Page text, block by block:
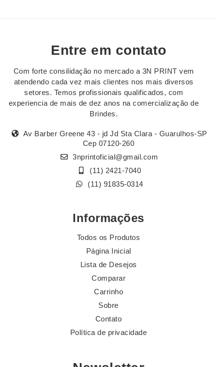
Entre em contato
Com forte consilidação no mercado a 3N PRINT vem
atendendo cada vez mais clientes nos mais diversos
setores. Temos profissionais qualificados, com
experiencia de mais de dez anos na comercialização de
Brindes.
Av Barber Greene 43 - jd Jd Sta Clara - Guarulhos-SP
Cep 07120-260
3nprintoficial@gmail.com
(11) 2421-7040
(11) 91835-0314
Informações
Todos os Produtos
Página Inicial
Lista de Desejos
Comparar
Carrinho
Sobre
Contato
Política de privacidade